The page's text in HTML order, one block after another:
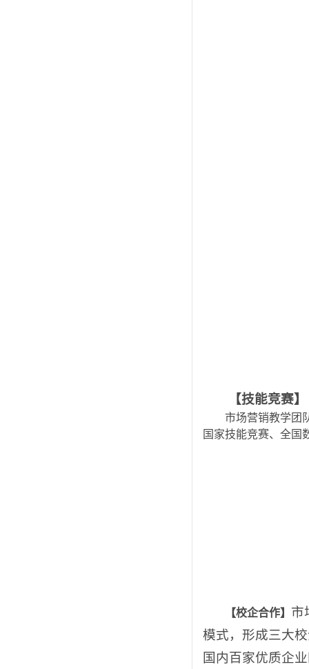
【技能竞赛】
市场营销教学团
国家技能竞赛、全国
【校企合作】 市
模式，形成三大
国内百家优质企